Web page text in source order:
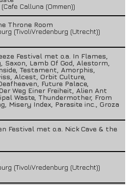
Calluna (Ommen))
Throne Room
(TivoliVredenburg (Utrecht))
Festival met o.a. In Flames,
Saxon, Lamb Of God, Alestorm,
Testament, Amorphis,
Alcest, Orbit Culture,
Future Palace,
Weg Einer Freiheit, Alien Ant
Waste, Thundermother, From
Misery Index, Parasite inc., Groza
Festival met o.a. Nick Cave & the
(TivoliVredenburg (Utrecht))